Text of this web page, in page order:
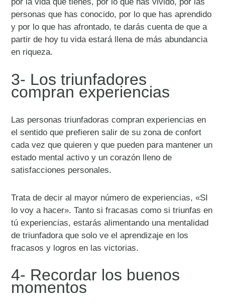
por la vida que tienes, por lo que has vivido, por las
personas que has conocido, por lo que has aprendido
y por lo que has afrontado, te darás cuenta de que a
partir de hoy tu vida estará llena de más abundancia
en riqueza.
3- Los triunfadores
compran experiencias
Las personas triunfadoras compran experiencias en
el sentido que prefieren salir de su zona de confort
cada vez que quieren y que pueden para mantener un
estado mental activo y un corazón lleno de
satisfacciones personales.
Trata de decir al mayor número de experiencias, «SI
lo voy a hacer». Tanto si fracasas como si triunfas en
tú experiencias, estarás alimentando una mentalidad
de triunfadora que solo ve el aprendizaje en los
fracasos y logros en las victorias.
4- Recordar los buenos
momentos